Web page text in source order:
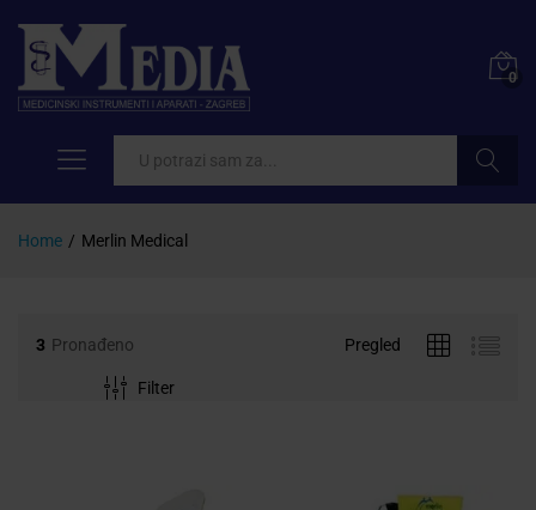
0
Home / Merlin Medical
3 Pronađeno Pregled
Filter